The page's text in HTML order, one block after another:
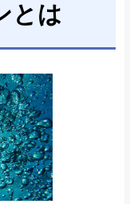
とは